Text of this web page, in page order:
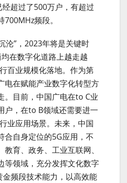
超过了500万户，有超过
频段。
沦”，2023年将是关键时
在数字化道路上越走越
百业规模化落地。作为第
电在赋能产业数字化转型方
。目前，中国广电在to C业
户，在to B领域还需要进一
业应用场景。未来，中国
合自身定位的5G应用，不
育、政务、工业互联网、
等领域，充分发挥文化数字
频段技术能力，以高效能